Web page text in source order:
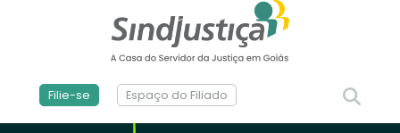
Filie-se Espaço do Filiado